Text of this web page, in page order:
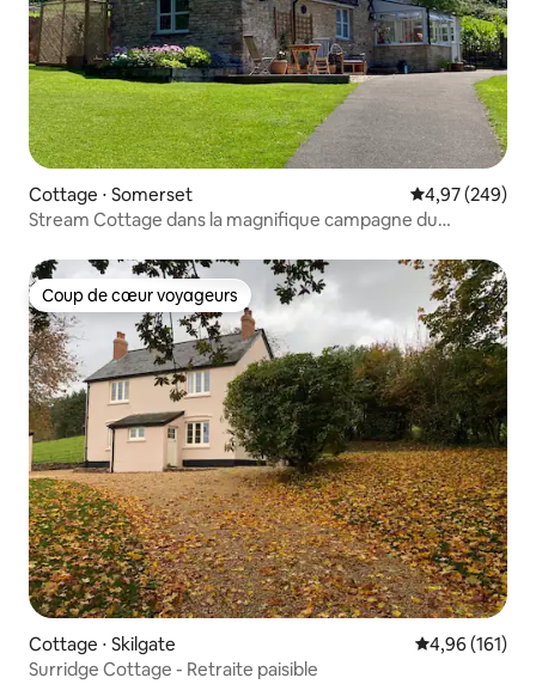
Cottage ⋅ Somerset Évaluation
4,97 (249)
Stream Cottage dans la magnifique campagne du
Coup de cœur voyageurs
Coup de cœur voyageurs
Cottage ⋅ Skilgate Évaluation
4,96 (161)
Surridge Cottage - Retraite paisible